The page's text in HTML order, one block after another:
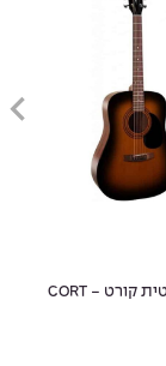
גיטרה אקוסטית קורט - CORT